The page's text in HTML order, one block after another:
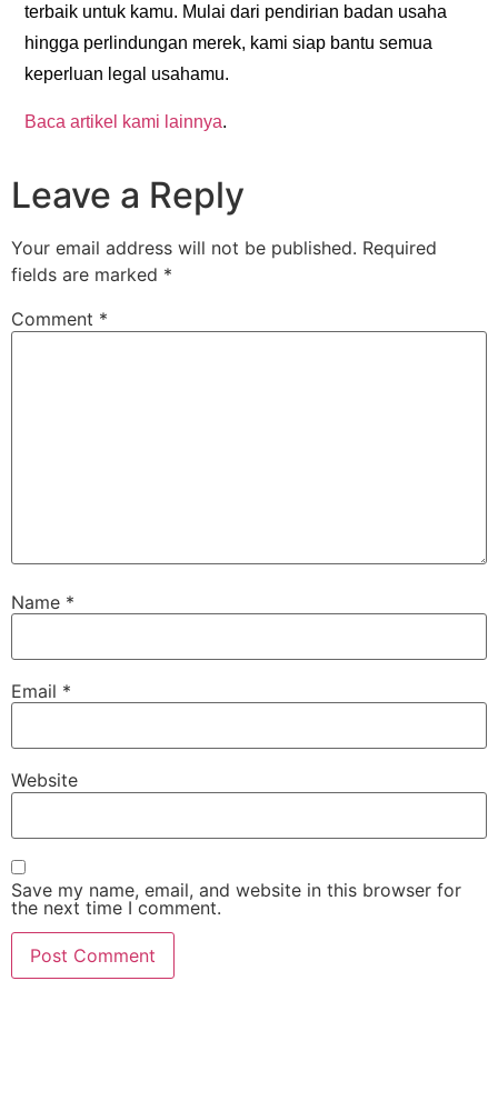
terbaik untuk kamu. Mulai dari pendirian badan usaha
hingga perlindungan merek, kami siap bantu semua
keperluan legal usahamu.
Baca artikel kami lainnya.
Leave a Reply
Your email address will not be published. Required
fields are marked *
Comment *
Name *
Email *
Website
Save my name, email, and website in this browser for
the next time I comment.